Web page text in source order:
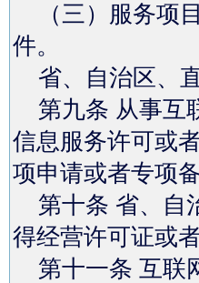
（三）服务项
件。
省、自治区、
第九条 从事互
信息服务许可或
项申请或者专项备
第十条 省、自
得经营许可证或
第十一条 互联